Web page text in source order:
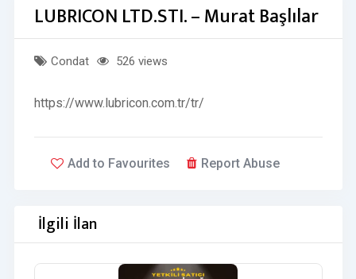
LUBRICON LTD.STI. – Murat Başlılar
Condat 526 views
https://www.lubricon.com.tr/tr/
Add to Favourites Report Abuse
İlgili İlan